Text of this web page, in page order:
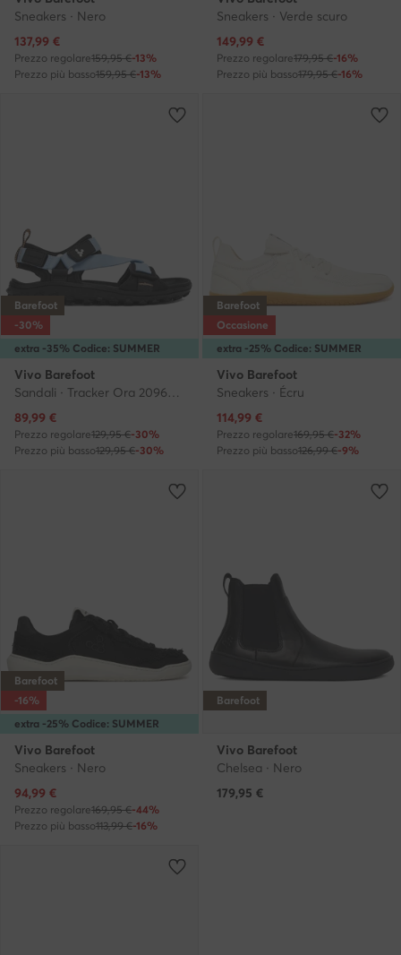
Sneakers · Nero
Prezzo attuale
137,99 €
Prezzo regolare159,95 €-13%
Prezzo più basso159,95 €-13%
Sneakers · Verde scuro
Prezzo attuale
149,99 €
Prezzo regolare179,95 €-16%
Prezzo più basso179,95 €-16%
extra -35% Codice: SUMMER
Barefoot
-30%
Vivo Barefoot
Prezzo attuale
89,99 €
Prezzo regolare129,95 €-30%
Prezzo più basso129,95 €-30%
extra -25% Codice: SUMMER
Barefoot
Occasione
Vivo Barefoot
Sneakers · Écru
Prezzo attuale
114,99 €
Prezzo regolare169,95 €-32%
Prezzo più basso126,99 €-9%
extra -25% Codice: SUMMER
Barefoot
-16%
Vivo Barefoot
Sneakers · Nero
Prezzo attuale
94,99 €
Prezzo regolare169,95 €-44%
Prezzo più basso113,99 €-16%
Barefoot
Vivo Barefoot
Chelsea · Nero
179,95 €